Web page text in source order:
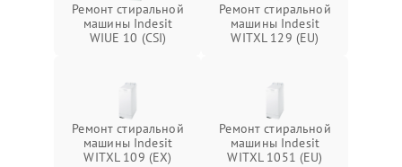
Ремонт стиральной
машины Indesit
WIUE 10 (CSI)
Ремонт стиральной
машины Indesit
WITXL 129 (EU)
Ремонт стиральной
машины Indesit
WITXL 109 (EX)
Ремонт стиральной
машины Indesit
WITXL 1051 (EU)